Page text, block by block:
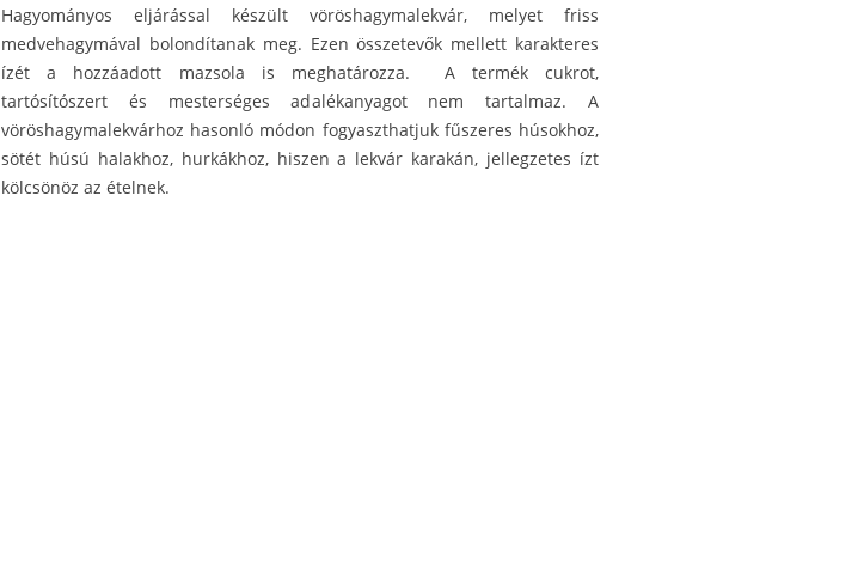
Hagyományos eljárással készült vöröshagymalekvár, melyet friss
medvehagymával bolondítanak meg. Ezen összetevők mellett karakteres
ízét a hozzáadott mazsola is meghatározza. A termék cukrot,
tartósítószert és mesterséges adalékanyagot nem tartalmaz. A
vöröshagymalekvárhoz hasonló módon fogyaszthatjuk fűszeres húsokhoz,
sötét húsú halakhoz, hurkákhoz, hiszen a lekvár karakán, jellegzetes ízt
kölcsönöz az ételnek.